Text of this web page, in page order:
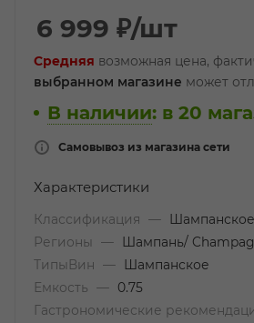
6 999 ₽/шт
Средняя возможная цена,
выбранном магазине может
В наличии: в 20
Самовывоз из магазина сети
Характеристики
Классификация —
Шампанское
Регионы
—
Шампань/
ТипыВин
—
Шампанское
Емкость
—
0.75
Гастрономические